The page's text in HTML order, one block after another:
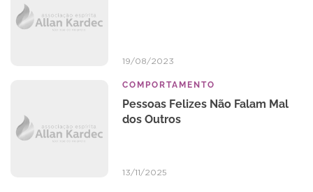
19/08/2023
COMPORTAMENTO
Pessoas Felizes Não Falam Mal
dos Outros
13/11/2025